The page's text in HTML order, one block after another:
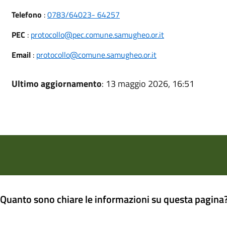
Telefono :0783/64023- 64257
PEC : protocollo@pec.comune.samugheo.or.it
Email: protocollo@comune.samugheo.or.it
Ultimo aggiornamento: 13 maggio 2026, 16:51
Quanto sono chiare le informazioni su questa